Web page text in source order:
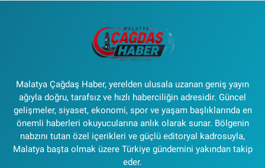
Malatya Çağdaş Haber, yerelden ulusala uzanan geniş yayın
ağıyla doğru, tarafsız ve hızlı haberciliğin adresidir. Güncel
gelişmeler, siyaset, ekonomi, spor ve yaşam başlıklarında en
önemli haberleri okuyucularına anlık olarak sunar. Bölgenin
nabzını tutan özel içerikleri ve güçlü editoryal kadrosuyla,
Malatya başta olmak üzere Türkiye gündemini yakından takip
eder.